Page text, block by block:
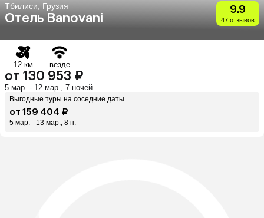
Тбилиси, Грузия
Отель Banovani
9.9
47 отзывов
12 км везде
от 130 953 ₽
5 мар. - 12 мар., 7 ночей
Выгодные туры на соседние даты
от 159 404 ₽
5 мар. - 13 мар., 8 н.